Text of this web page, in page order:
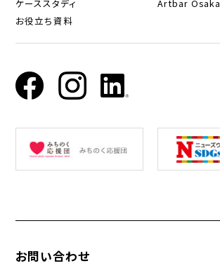
ケーススタディ
お役立ち資料
Artbar Osaka
お問い合わせ